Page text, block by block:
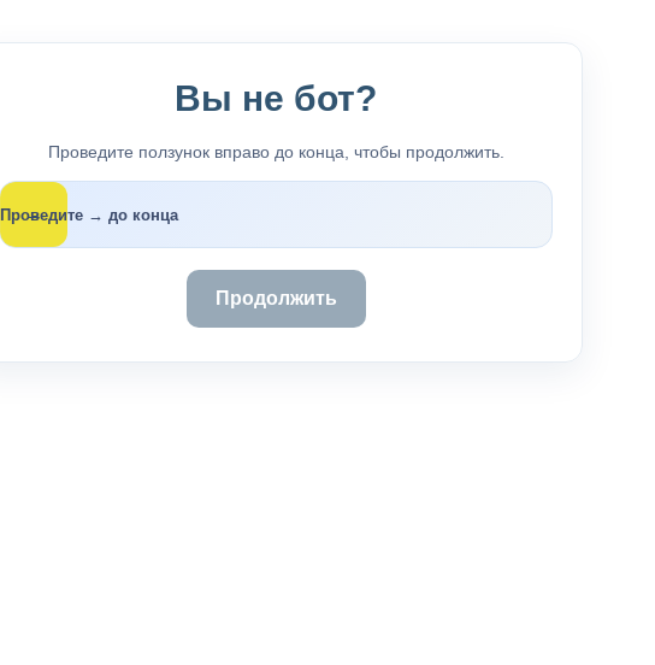
Вы не бот?
Проведите ползунок вправо до конца, чтобы продолжить.
Проведите → до конца
→
Продолжить